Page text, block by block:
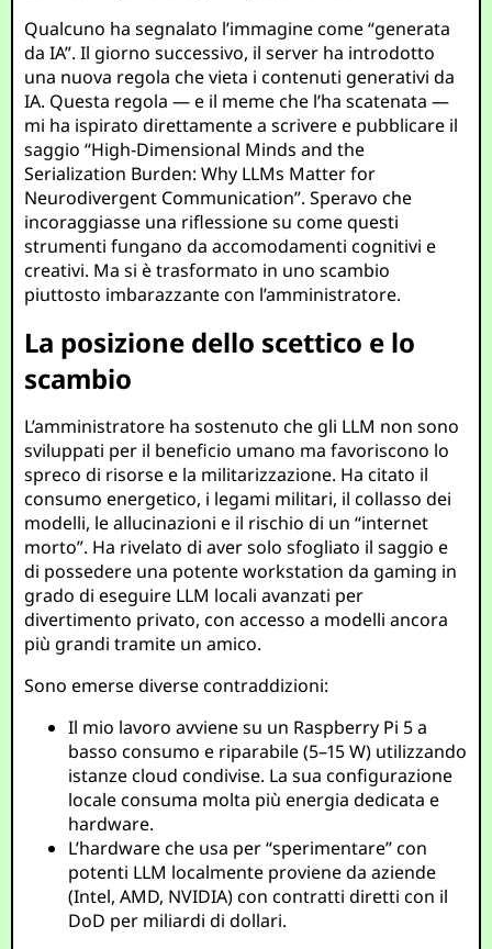
Qualcuno ha segnalato l’immagine come “generata
da IA”. Il giorno successivo, il server ha introdotto
una nuova regola che vieta i contenuti generativi da
IA. Questa regola — e il meme che l’ha scatenata —
mi ha ispirato direttamente a scrivere e pubblicare il
saggio “High-Dimensional Minds and the
Serialization Burden: Why LLMs Matter for
Neurodivergent Communication”. Speravo che
incoraggiasse una riflessione su come questi
strumenti fungano da accomodamenti cognitivi e
creativi. Ma si è trasformato in uno scambio
piuttosto imbarazzante con l’amministratore.
La posizione dello scettico e lo
scambio
L’amministratore ha sostenuto che gli LLM non sono
sviluppati per il beneficio umano ma favoriscono lo
spreco di risorse e la militarizzazione. Ha citato il
consumo energetico, i legami militari, il collasso dei
modelli, le allucinazioni e il rischio di un “internet
morto”. Ha rivelato di aver solo sfogliato il saggio e
di possedere una potente workstation da gaming in
grado di eseguire LLM locali avanzati per
divertimento privato, con accesso a modelli ancora
più grandi tramite un amico.
Sono emerse diverse contraddizioni:
Il mio lavoro avviene su un Raspberry Pi 5 a
basso consumo e riparabile (5–15 W) utilizzando
istanze cloud condivise. La sua configurazione
locale consuma molta più energia dedicata e
hardware.
L’hardware che usa per “sperimentare” con
potenti LLM localmente proviene da aziende
(Intel, AMD, NVIDIA) con contratti diretti con il
DoD per miliardi di dollari.